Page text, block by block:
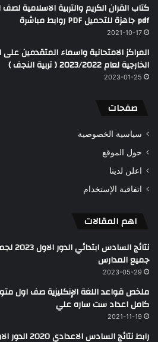
pdf جاهزة للتحميل PDF روابط مباشرة
2021-10-17
المراكز الامتحانية واسماء المتقدمين
الخارجية لعام 2023/2022 ( تربية النجف )
2023-01-25
صفحات
سياسية الخصوصية
حول الموقع
اعلن لدينا
اتفاقية الإستخدام
اهم المقالات
جميع المدارس
2023-05-29
ملخص قواعد اللغة الإنكليزية صف اول
كامل اعداد ست ساره علي
2021-11-19
رابط نتائج السادس الاعدادي 2020 الدور الاول في العراق